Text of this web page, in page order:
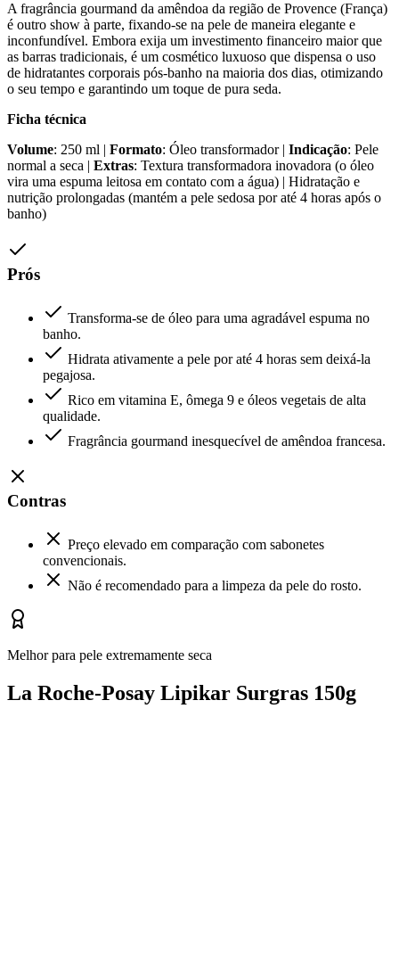
A fragrância gourmand da amêndoa da região de Provence (França)
é outro show à parte, fixando-se na pele de maneira elegante e
inconfundível. Embora exija um investimento financeiro maior que
as barras tradicionais, é um cosmético luxuoso que dispensa o uso
de hidratantes corporais pós-banho na maioria dos dias, otimizando
o seu tempo e garantindo um toque de pura seda.
Ficha técnica
Volume: 250 ml | Formato: Óleo transformador | Indicação: Pele
normal a seca | Extras: Textura transformadora inovadora (o óleo
vira uma espuma leitosa em contato com a água) | Hidratação e
nutrição prolongadas (mantém a pele sedosa por até 4 horas após o
banho)
Prós
Transforma-se de óleo para uma agradável espuma no
banho.
Hidrata ativamente a pele por até 4 horas sem deixá-la
pegajosa.
Rico em vitamina E, ômega 9 e óleos vegetais de alta
qualidade.
Fragrância gourmand inesquecível de amêndoa francesa.
Contras
Preço elevado em comparação com sabonetes
convencionais.
Não é recomendado para a limpeza da pele do rosto.
Melhor para pele extremamente seca
La Roche-Posay Lipikar Surgras 150g